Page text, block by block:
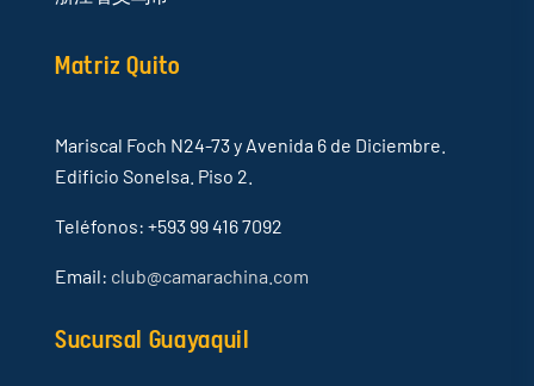
Matriz Quito
Mariscal Foch N24-73 y Avenida 6 de Diciembre.
Edificio Sonelsa. Piso 2.
Teléfonos: +593 99 416 7092
Email: club@camarachina.com
Sucursal Guayaquil